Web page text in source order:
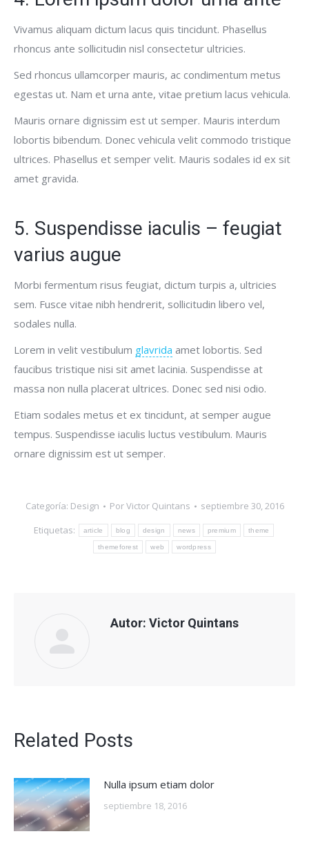
Vivamus aliquam dictum lacus quis tincidunt. Phasellus
rhoncus ante sollicitudin nisl consectetur ultricies.
Sed rhoncus ullamcorper mauris, ac condimentum metus
egestas ut. Nam et urna ante, vitae pretium lacus vehicula.
Mauris ornare dignissim est ut semper. Mauris interdum
lobortis bibendum. Donec vehicula velit commodo tristique
ultrices. Phasellus et semper velit. Mauris sodales id ex sit
amet gravida.
5. Suspendisse iaculis – feugiat
varius augue
Morbi fermentum risus feugiat, dictum turpis a, ultricies
sem. Fusce vitae nibh hendrerit, sollicitudin libero vel,
sodales nulla.
Lorem in velit vestibulum glavrida amet lobortis. Sed
faucibus tristique nisi sit amet lacinia. Suspendisse at
massa non nulla placerat ultrices. Donec sed nisi odio.
Etiam sodales metus et ex tincidunt, at semper augue
tempus. Suspendisse iaculis luctus vestibulum. Mauris
ornare dignissim est ut semper.
Categoría: Design PorVictor Quintans
septiembre 30, 2016
Etiquetas:
article blog design news premium theme
themeforest web wordpress
Autor: Victor Quintans
Related Posts
Nulla ipsum etiam dolor
septiembre 18, 2016